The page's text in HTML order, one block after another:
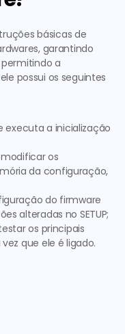
básicas de
garantindo
a
possui os seguintes
executa a inicialização
modificar os
da configuração,
do firmware
alteradas no SETUP;
os principais
que ele é ligado.